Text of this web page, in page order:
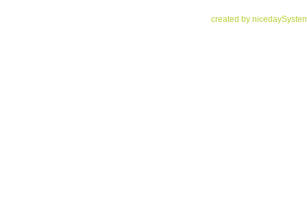
created by niceday